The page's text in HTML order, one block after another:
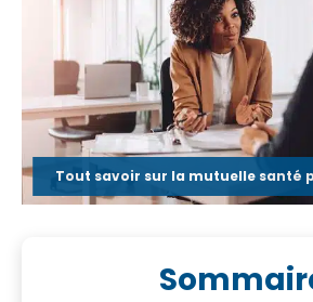
Tout savoir sur la mutuelle santé